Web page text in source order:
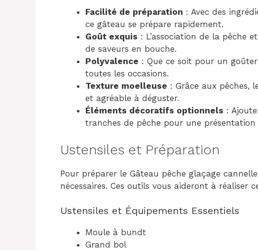
Facilité de préparation : Avec des
ce gâteau se prépare rapidement.
Goût exquis : L’association de la pêche
de saveurs en bouche.
Polyvalence : Que ce soit pour un
toutes les occasions.
Texture moelleuse : Grâce aux pêches,
et agréable à déguster.
Éléments décoratifs optionnels :
tranches de pêche pour une
Ustensiles et Préparation
Pour préparer le Gâteau pêche glaçage
nécessaires. Ces outils vous aideront à réaliser
Ustensiles et Équipements Essentiels
Moule à bundt
Grand bol